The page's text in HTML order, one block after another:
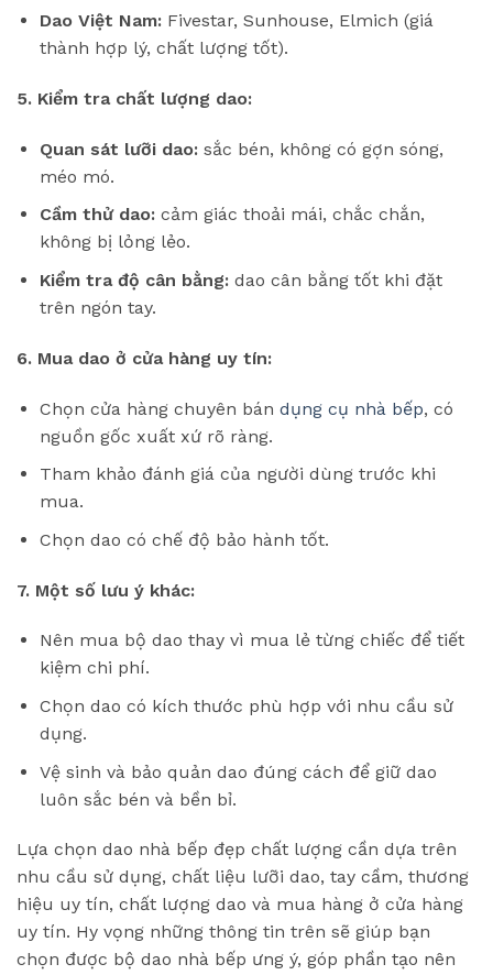
Dao Việt Nam:Fivestar, Sunhouse, Elmich (giá
thành hợp lý, chất lượng tốt).
5. Kiểm tra chất lượng dao:
Quan sát lưỡi dao:sắc bén, không có gợn sóng,
méo mó.
Cầm thử dao:cảm giác thoải mái, chắc chắn,
không bị lỏng lẻo.
Kiểm tra độ cân bằng:dao cân bằng tốt khi đặt
trên ngón tay.
6. Mua dao ở cửa hàng uy tín:
Chọn cửa hàng chuyên bán dụng cụ nhà bếp, có
nguồn gốc xuất xứ rõ ràng.
Tham khảo đánh giá của người dùng trước khi
mua.
Chọn dao có chế độ bảo hành tốt.
7. Một số lưu ý khác:
Nên mua bộ dao thay vì mua lẻ từng chiếc để tiết
kiệm chi phí.
Chọn dao có kích thước phù hợp với nhu cầu sử
dụng.
Vệ sinh và bảo quản dao đúng cách để giữ dao
luôn sắc bén và bền bỉ.
Lựa chọn dao nhà bếp đẹp chất lượng cần dựa trên
nhu cầu sử dụng, chất liệu lưỡi dao, tay cầm, thương
hiệu uy tín, chất lượng dao và mua hàng ở cửa hàng
uy tín. Hy vọng những thông tin trên sẽ giúp bạn
chọn được bộ dao nhà bếp ưng ý, góp phần tạo nên